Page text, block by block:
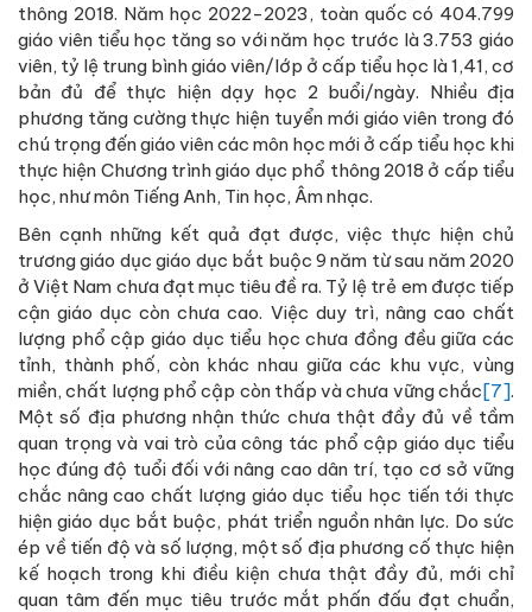
thông 2018. Năm học 2022-2023, toàn quốc có 404.799
giáo viên tiểu học tăng so với năm học trước là 3.753 giáo
viên, tỷ lệ trung bình giáo viên/lớp ở cấp tiểu học là 1,41, cơ
bản đủ để thực hiện dạy học 2 buổi/ngày. Nhiều địa
phương tăng cường thực hiện tuyển mới giáo viên trong đó
chú trọng đến giáo viên các môn học mới ở cấp tiểu học khi
thực hiện Chương trình giáo dục phổ thông 2018 ở cấp tiểu
học, như môn Tiếng Anh, Tin học, Âm nhạc.
Bên cạnh những kết quả đạt được, việc thực hiện chủ
trương giáo dục giáo dục bắt buộc 9 năm từ sau năm 2020
ở Việt Nam chưa đạt mục tiêu đề ra. Tỷ lệ trẻ em được tiếp
cận giáo dục còn chưa cao. Việc duy trì, nâng cao chất
lượng phổ cập giáo dục tiểu học chưa đồng đều giữa các
tỉnh, thành phố, còn khác nhau giữa các khu vực, vùng
miền, chất lượng phổ cập còn thấp và chưa vững chắc[7].
Một số địa phương nhận thức chưa thật đầy đủ về tầm
quan trọng và vai trò của công tác phổ cập giáo dục tiểu
học đúng độ tuổi đối với nâng cao dân trí, tạo cơ sở vững
chắc nâng cao chất lượng giáo dục tiểu học tiến tới thực
hiện giáo dục bắt buộc, phát triển nguồn nhân lực. Do sức
ép về tiến độ và số lượng, một số địa phương cố thực hiện
kế hoạch trong khi điều kiện chưa thật đầy đủ, mới chỉ
quan tâm đến mục tiêu trước mắt phấn đấu đạt chuẩn,